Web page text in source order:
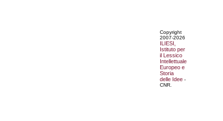
Copyright
2007-2026
ILIESI,
Istituto per
il Lessico
Intellettuale
Europeo e
Storia
delle Idee -
CNR.